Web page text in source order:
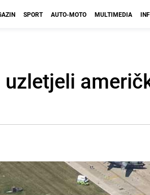
SPORT AUTO-MOTO MULTIMEDIA